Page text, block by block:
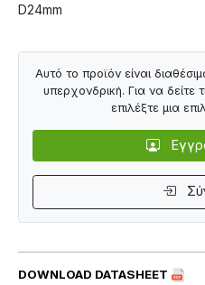
D24mm
DOWNLOAD DATASHEET
Αυτό το προϊόν είναι
υπερχονδρική. Για να δείτε
επιλέξτε μια